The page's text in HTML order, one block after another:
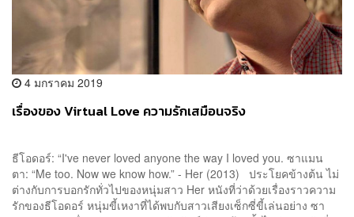
4 มกราคม 2019
เรื่องของ Virtual Love ความรักเสมือนจริง
ธีโอดอร์: “I've never loved anyone the way I loved you. ซาแมน
ตา: “Me too. Now we know how.” - Her (2013) ประโยคข้างต้น ไม่
ต่างกับการบอกรักทั่วไปของหนุ่มสาว Her หนังที่ว่าด้วยเรื่องราวความ
รักของธีโอดอร์ หนุ่มขี้เหงาที่ได้พบกับสาวเสียงเซ็กซี่ขี้เล่นอย่าง ซา